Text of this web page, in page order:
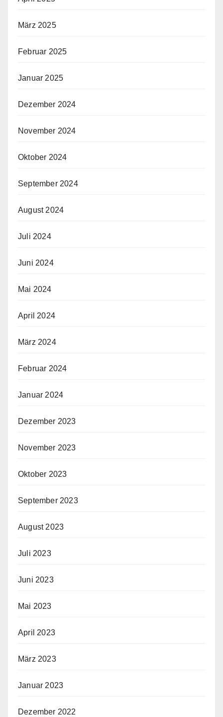
März 2025
Februar 2025
Januar 2025
Dezember 2024
November 2024
Oktober 2024
September 2024
August 2024
Juli 2024
Juni 2024
Mai 2024
April 2024
März 2024
Februar 2024
Januar 2024
Dezember 2023
November 2023
Oktober 2023
September 2023
August 2023
Juli 2023
Juni 2023
Mai 2023
April 2023
März 2023
Januar 2023
Dezember 2022